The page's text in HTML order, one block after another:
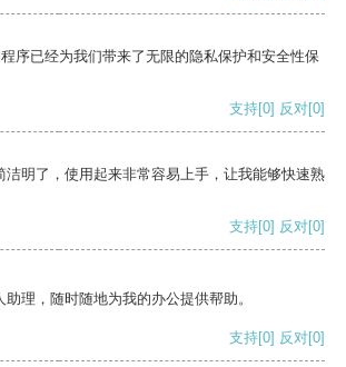
序已经为我们带来了无限的隐私保护和安全性保
支持[0] 反对[0]
洁明了，使用起来非常容易上手，让我能够快速熟
支持[0] 反对[0]
理，随时随地为我的办公提供帮助。
支持[0] 反对[0]